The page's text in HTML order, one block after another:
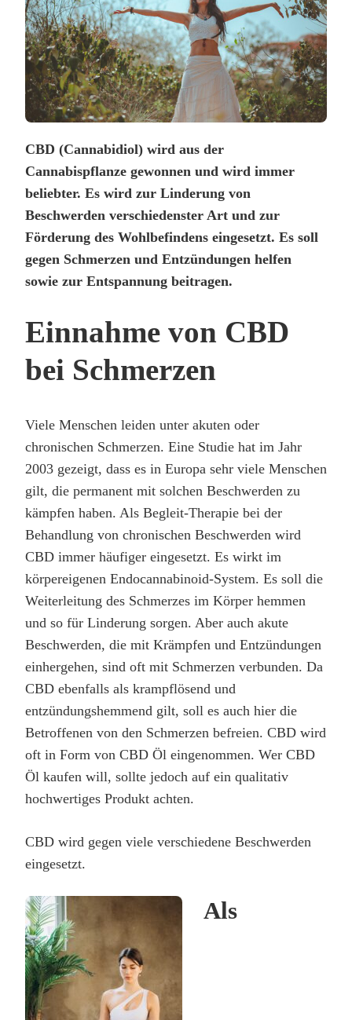
CBD (Cannabidiol) wird aus der
Cannabispflanze gewonnen und wird immer
beliebter. Es wird zur Linderung von
Beschwerden verschiedenster Art und zur
Förderung des Wohlbefindens eingesetzt. Es soll
gegen Schmerzen und Entzündungen helfen
sowie zur Entspannung beitragen.
Einnahme von CBD
bei Schmerzen
Viele Menschen leiden unter akuten oder
chronischen Schmerzen. Eine Studie hat im Jahr
2003 gezeigt, dass es in Europa sehr viele Menschen
gilt, die permanent mit solchen Beschwerden zu
kämpfen haben. Als Begleit-Therapie bei der
Behandlung von chronischen Beschwerden wird
CBD immer häufiger eingesetzt. Es wirkt im
körpereigenen Endocannabinoid-System. Es soll die
Weiterleitung des Schmerzes im Körper hemmen
und so für Linderung sorgen. Aber auch akute
Beschwerden, die mit Krämpfen und Entzündungen
einhergehen, sind oft mit Schmerzen verbunden. Da
CBD ebenfalls als krampflösend und
entzündungshemmend gilt, soll es auch hier die
Betroffenen von den Schmerzen befreien. CBD wird
oft in Form von CBD Öl eingenommen. Wer CBD
Öl kaufen will, sollte jedoch auf ein qualitativ
hochwertiges Produkt achten.
CBD wird gegen viele verschiedene Beschwerden
eingesetzt.
Als